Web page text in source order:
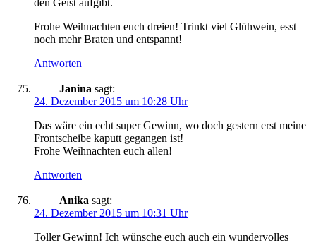
den Geist aufgibt.
Frohe Weihnachten euch dreien! Trinkt viel Glühwein, esst
noch mehr Braten und entspannt!
Antworten
Janina sagt:
24. Dezember 2015 um 10:28 Uhr
Das wäre ein echt super Gewinn, wo doch gestern erst meine
Frontscheibe kaputt gegangen ist!
Frohe Weihnachten euch allen!
Antworten
Anika sagt:
24. Dezember 2015 um 10:31 Uhr
Toller Gewinn! Ich wünsche euch auch ein wundervolles